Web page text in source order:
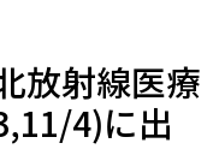
放射線医療
4)に出